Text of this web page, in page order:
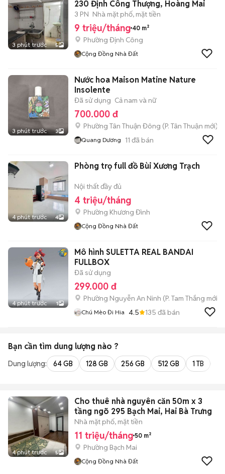
3 phút trước 5
230 Định Công Thượng, Hoàng Mai
3 PN Nhà mặt phố, mặt tiền
9 triệu/tháng 40 m²
Phường Định Công
Cộng Đồng Nhà Đất
3 phút trước 3
Nước hoa Maison Matine Nature
Insolente
Đã sử dụng Cả nam và nữ
700.000 đ
Phường Tân Thuận Đông (P. Tân Thuận mới)
Quang Dương 11 đã bán
4 phút trước 4
Phòng trọ full đồ Bùi Xương Trạch
Nội thất đầy đủ
4 triệu/tháng
Phường Khương Đình
Cộng Đồng Nhà Đất
4 phút trước 1
Mô hình SULETTA REAL BANDAI
FULLBOX
Đã sử dụng
299.000 đ
Phường Nguyễn An Ninh (P. Tam Thắng mới)
Chú Mèo Đi Hia 4.5 135 đã bán
Bạn cần tìm dung lượng nào ?
Dung lượng: 64 GB 128 GB 256 GB 512 GB 1 TB
4 phút trước 5
Cho thuê nhà nguyên căn 50m x 3
tầng ngõ 295 Bạch Mai, Hai Bà Trưng
Nhà mặt phố, mặt tiền
11 triệu/tháng 50 m²
Phường Bạch Mai
Cộng Đồng Nhà Đất